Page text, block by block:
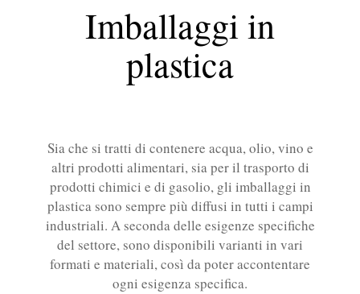
Imballaggi in
plastica
Sia che si tratti di contenere acqua, olio, vino e
altri prodotti alimentari, sia per il trasporto di
prodotti chimici e di gasolio, gli imballaggi in
plastica sono sempre più diffusi in tutti i campi
industriali. A seconda delle esigenze specifiche
del settore, sono disponibili varianti in vari
formati e materiali, così da poter accontentare
ogni esigenza specifica.